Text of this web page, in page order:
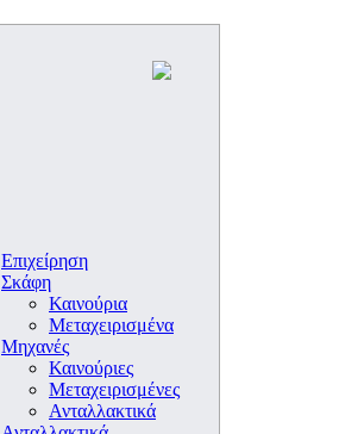
Επιχείρηση
Σκάφη
Καινούρια
Μεταχειρισμένα
Μηχανές
Καινούριες
Μεταχειρισμένες
Ανταλλακτικά